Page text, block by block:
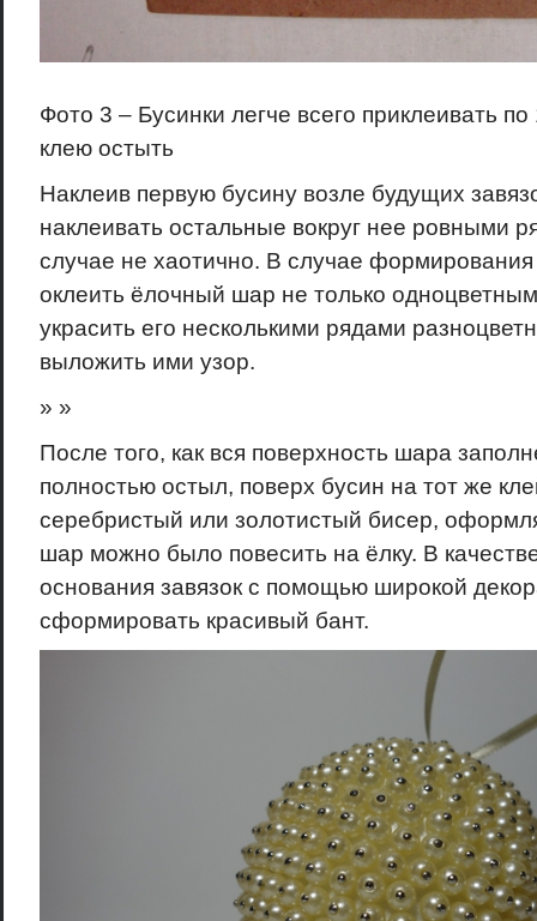
Фото 3 – Бусинки легче всего приклеивать
клею остыть
Наклеив первую бусину возле будущих
наклеивать остальные вокруг нее ровными
случае не хаотично. В случае
оклеить ёлочный шар не только
украсить его несколькими рядами
выложить ими узор.
» »
После того, как вся поверхность шара
полностью остыл, поверх бусин на тот же
серебристый или золотистый бисер,
шар можно было повесить на ёлку. В
основания завязок с помощью широкой
сформировать красивый бант.